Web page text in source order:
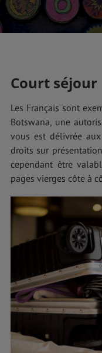
Court séjour
Les Français sont
Botswana, une
vous est délivrée
droits sur
cependant être
pages vierges côte à